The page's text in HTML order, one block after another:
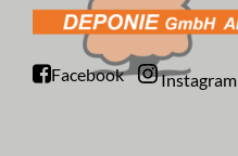
Facebook Instagram